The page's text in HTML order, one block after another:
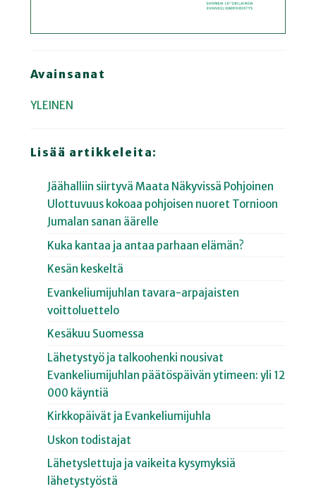
Avainsanat
YLEINEN
Lisää artikkeleita:
Jäähalliin siirtyvä Maata Näkyvissä Pohjoinen
Ulottuvuus kokoaa pohjoisen nuoret Tornioon
Jumalan sanan äärelle
Kuka kantaa ja antaa parhaan elämän?
Kesän keskeltä
Evankeliumijuhlan tavara-arpajaisten
voittoluettelo
Kesäkuu Suomessa
Lähetystyö ja talkoohenki nousivat
Evankeliumijuhlan päätöspäivän ytimeen: yli 12
000 käyntiä
Kirkkopäivät ja Evankeliumijuhla
Uskon todistajat
Lähetyslettuja ja vaikeita kysymyksiä
lähetystyöstä